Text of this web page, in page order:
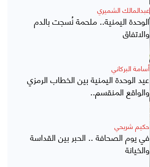
عبدالمالك الشميري
الوحدة اليمنية.. ملحمة نُسجت بالدم
والاتفاق
أسامة البركاني
عيد الوحدة اليمنية بين الخطاب الرمزي
والواقع المنقسم..
حكيم شريحي
في يوم الصحافة .. الحبر بين القداسة
والخيانة